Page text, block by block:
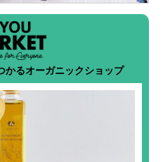
かるオーガニックショップ